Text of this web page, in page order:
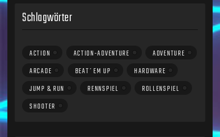
Schlagwörter
ACTION ACTION-ADVENTURE
ADVENTURE
ARCADE
BEAT´EM UP
HARDWARE
JUMP & RUN
RENNSPIEL
ROLLENSPIEL
SHOOTER